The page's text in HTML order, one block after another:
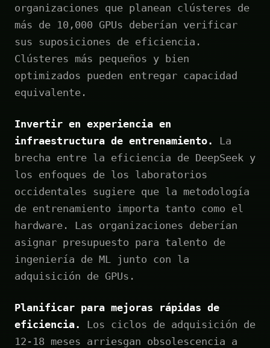
organizaciones que planean clústeres de
más de 10,000 GPUs deberían verificar
sus suposiciones de eficiencia.
Clústeres más pequeños y bien
optimizados pueden entregar capacidad
equivalente.
Invertir en experiencia en
infraestructura de entrenamiento.
La
brecha entre la eficiencia de DeepSeek y
los enfoques de los laboratorios
occidentales sugiere que la metodología
de entrenamiento importa tanto como el
hardware. Las organizaciones deberían
asignar presupuesto para talento de
ingeniería de ML junto con la
adquisición de GPUs.
Planificar para mejoras rápidas de
eficiencia.
Los ciclos de adquisición de
12-18 meses arriesgan obsolescencia a